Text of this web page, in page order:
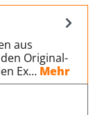
aus
Original-
Ex… Mehr